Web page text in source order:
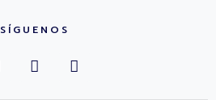
SÍGUENOS